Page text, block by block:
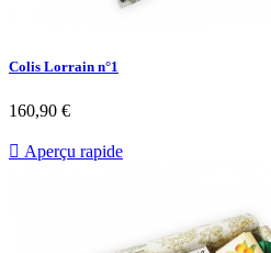
Colis Lorrain n°1
160,90 €
 Aperçu rapide